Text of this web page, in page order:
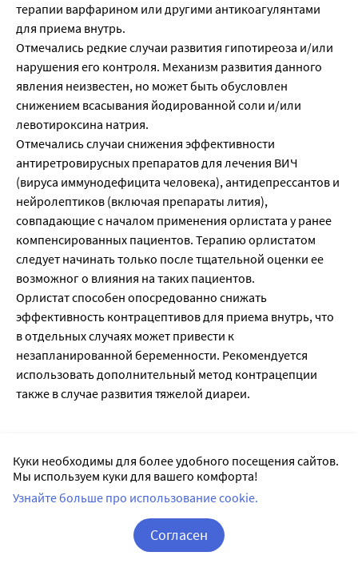
терапии варфарином или другими антикоагулянтами
для приема внутрь.
Отмечались редкие случаи развития гипотиреоза и/или
нарушения его контроля. Механизм развития данного
явления неизвестен, но может быть обусловлен
снижением всасывания йодированной соли и/или
левотироксина натрия.
Отмечались случаи снижения эффективности
антиретровирусных препаратов для лечения ВИЧ
(вируса иммунодефицита человека), антидепрессантов и
нейролептиков (включая препараты лития),
совпадающие с началом применения орлистата у ранее
компенсированных пациентов. Терапию орлистатом
следует начинать только после тщательной оценки ее
возможног о влияния на таких пациентов.
Орлистат способен опосредованно снижать
эффективность контрацептивов для приема внутрь, что
в отдельных случаях может привести к
незапланированной беременности. Рекомендуется
использовать дополнительный метод контрацепции
также в случае развития тяжелой диареи.
Всасывание
У добровольцев с нормальной массой тела и ожирением
системное воздействие препарата минимально. После
однократного приема орлистата внутрь в дозе 360 мг
неизмененный орлистат в плазме определить не
Куки необходимы для более удобного посещения сайтов.
Мы используем куки для вашего комфорта!
Узнайте больше про использование cookie.
Согласен